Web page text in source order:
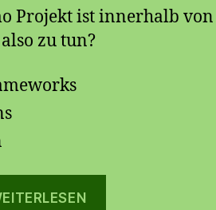
Projekt ist innerhalb von
zu tun?